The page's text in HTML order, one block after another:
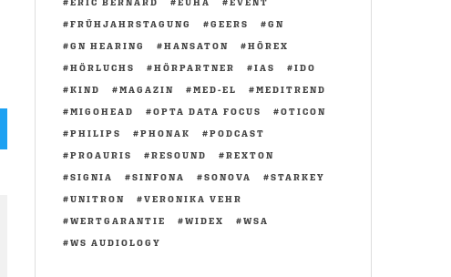
FRÜHJAHRSTAGUNG
GEERS
GN
GN HEARING
HANSATON
HÖREX
HÖRLUCHS
HÖRPARTNER IAS
IDO
KIND
MAGAZIN MED-EL
MEDITREND
MIGOHEAD
OPTA DATA FOCUS
OTICON
PHILIPS
PHONAK
PODCAST
PROAURIS
RESOUND
REXTON
SIGNIA
SINFONA SONOVA
STARKEY
UNITRON
VERONIKA VEHR
WERTGARANTIE
WIDEX
WSA
WS AUDIOLOGY